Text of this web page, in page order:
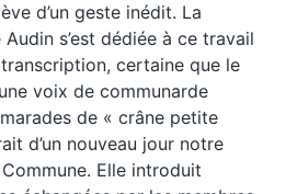
d’un geste inédit. La
s’est dédiée à ce travail
certaine que le
voix de communarde
de « crâne petite
d’un nouveau jour notre
Elle introduit